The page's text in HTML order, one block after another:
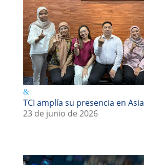
TCI amplía su presencia en Asia
23 de junio de 2026